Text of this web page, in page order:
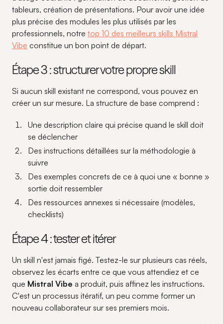
tableurs, création de présentations. Pour avoir une idée
plus précise des modules les plus utilisés par les
professionnels, notre top 10 des meilleurs skills Mistral
Vibe constitue un bon point de départ.
Étape 3 : structurer votre propre skill
Si aucun skill existant ne correspond, vous pouvez en
créer un sur mesure. La structure de base comprend :
Une description claire qui précise quand le skill doit
se déclencher
Des instructions détaillées sur la méthodologie à
suivre
Des exemples concrets de ce à quoi une « bonne »
sortie doit ressembler
Des ressources annexes si nécessaire (modèles,
checklists)
Étape 4 : tester et itérer
Un skill n'est jamais figé. Testez-le sur plusieurs cas réels,
observez les écarts entre ce que vous attendiez et ce
que Mistral Vibe a produit, puis affinez les instructions.
C'est un processus itératif, un peu comme former un
nouveau collaborateur sur ses premiers mois.